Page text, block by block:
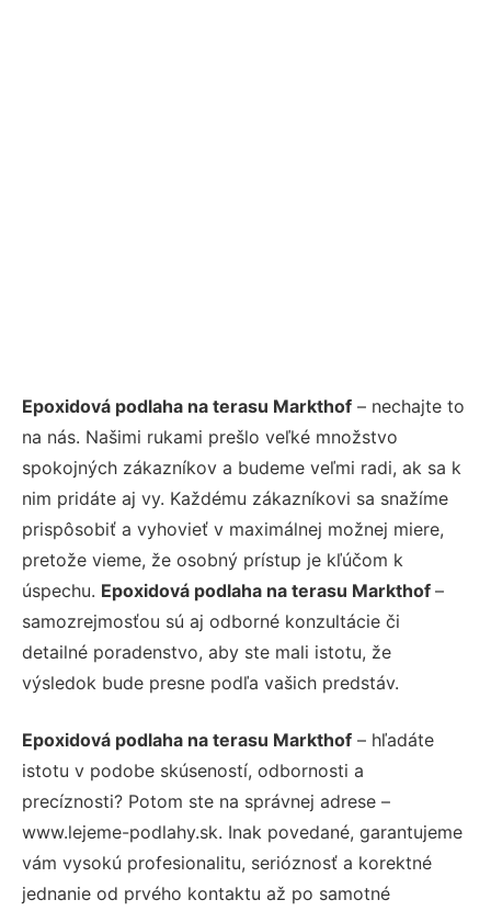
Epoxidová podlaha na terasu Markthof – nechajte to
na nás. Našimi rukami prešlo veľké množstvo
spokojných zákazníkov a budeme veľmi radi, ak sa k
nim pridáte aj vy. Každému zákazníkovi sa snažíme
prispôsobiť a vyhovieť v maximálnej možnej miere,
pretože vieme, že osobný prístup je kľúčom k
úspechu. Epoxidová podlaha na terasu Markthof –
samozrejmosťou sú aj odborné konzultácie či
detailné poradenstvo, aby ste mali istotu, že
výsledok bude presne podľa vašich predstáv.
Epoxidová podlaha na terasu Markthof – hľadáte
istotu v podobe skúseností, odbornosti a
precíznosti? Potom ste na správnej adrese –
www.lejeme-podlahy.sk. Inak povedané, garantujeme
vám vysokú profesionalitu, serióznosť a korektné
jednanie od prvého kontaktu až po samotné